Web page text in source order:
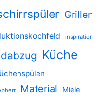
Grillen
inspiration
Küche
Material Miele